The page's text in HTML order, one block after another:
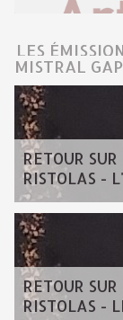
LES
MISTRAL GAP
RETOUR
RISTOLAS -
RETOUR
RISTOLAS -